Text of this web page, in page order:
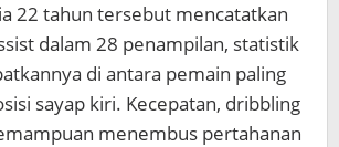
22 tahun tersebut mencatatkan
dalam 28 penampilan, statistik
di antara pemain paling
sayap kiri. Kecepatan, dribbling
menembus pertahanan